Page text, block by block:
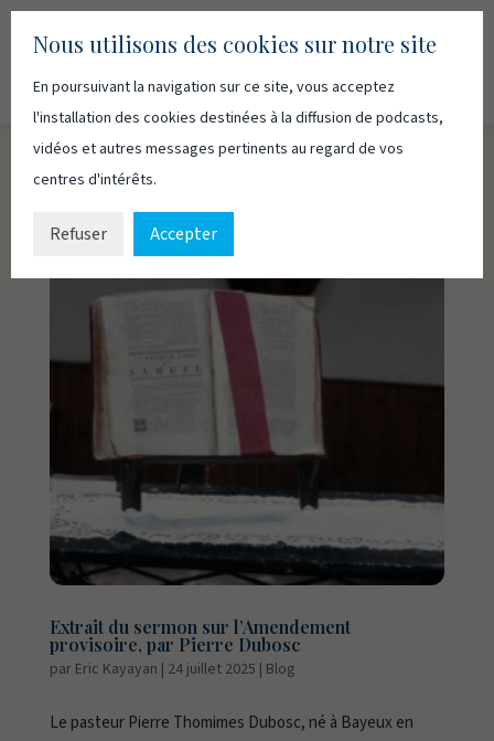
Extrait du sermon sur l’Amendement
provisoire, par Pierre Dubosc
par Eric Kayayan | 24 juillet 2025 | Blog
Le pasteur Pierre Thomimes Dubosc, né à Bayeux en
Nous utilisons des cookies sur notre site
En poursuivant la navigation sur ce site, vous acceptez
l'installation des cookies destinées à la diffusion de podcasts,
vidéos et autres messages pertinents au regard de vos
centres d'intérêts.
Refuser Accepter